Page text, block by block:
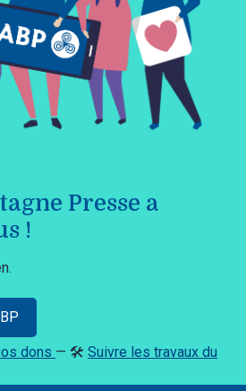
Presse a
!
dons — 🛠️ Suivre les travaux du